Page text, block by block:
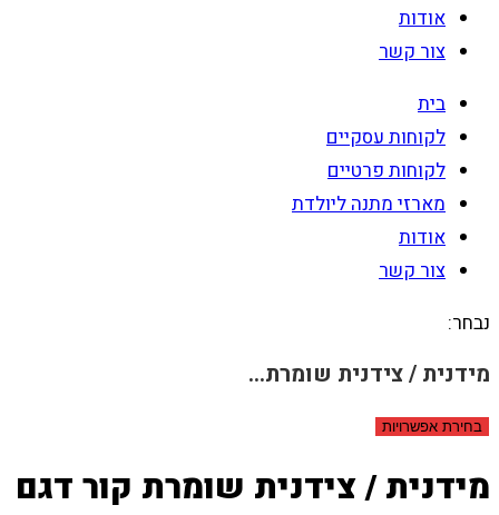
אודות
צור קשר
בית
לקוחות עסקיים
לקוחות פרטיים
מארזי מתנה ליולדת
אודות
צור קשר
נבחר:
מידנית / צידנית שומרת…
בחירת אפשרויות
מידנית / צידנית שומרת קור דגם